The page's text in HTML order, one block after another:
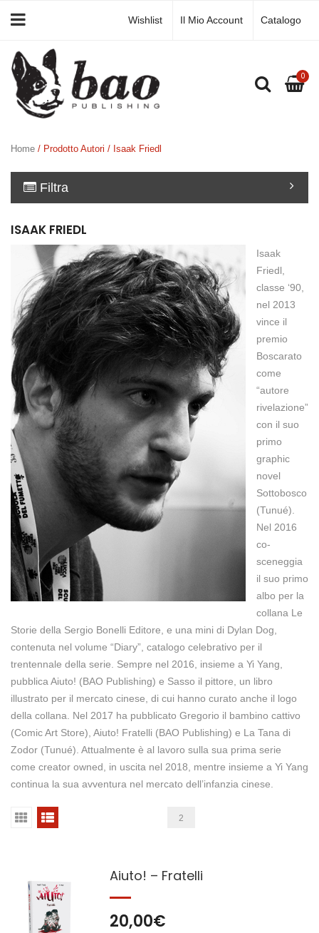
Wishlist Il Mio Account Catalogo
0
Home / Prodotto Autori / Isaak Friedl
Filtra
ISAAK FRIEDL
Isaak
Friedl,
classe ‘90,
nel 2013
vince il
premio
Boscarato
come
“autore
rivelazione”
con il suo
primo
graphic
novel
Sottobosco
(Tunué).
Nel 2016
co-
sceneggia
il suo primo
albo per la
collana Le
Storie della Sergio Bonelli Editore, e una mini di Dylan Dog,
contenuta nel volume “Diary”, catalogo celebrativo per il
trentennale della serie. Sempre nel 2016, insieme a Yi Yang,
pubblica Aiuto! (BAO Publishing) e Sasso il pittore, un libro
illustrato per il mercato cinese, di cui hanno curato anche il logo
della collana. Nel 2017 ha pubblicato Gregorio il bambino cattivo
(Comic Art Store), Aiuto! Fratelli (BAO Publishing) e La Tana di
Zodor (Tunué). Attualmente è al lavoro sulla sua prima serie
come creator owned, in uscita nel 2018, mentre insieme a Yi Yang
continua la sua avventura nel mercato dell’infanzia cinese.
2
Aiuto! – Fratelli
20,00€